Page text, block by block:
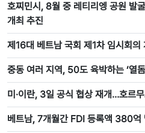
호찌민시, 8월 중 레티리엥 공원 발
개최 추진
제16대 베트남 국회 제1차 임시회
중동 여러 지역, 50도 육박하는 ‘열
미·이란, 3일 공식 협상 재개…호르
베트남, 7개월간 FDI 등록액 380억